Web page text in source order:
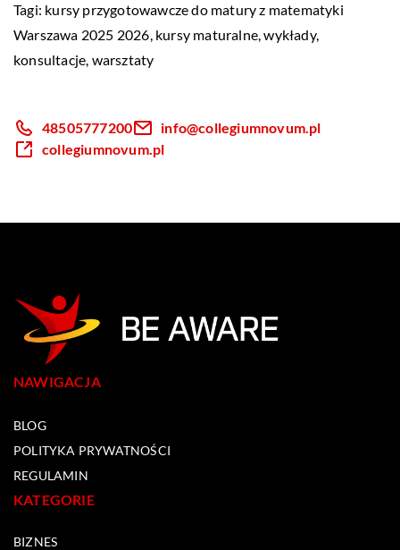
Tagi: kursy przygotowawcze do matury z matematyki
Warszawa 2025 2026, kursy maturalne, wykłady,
konsultacje, warsztaty
48505777200
info@collegiumnovum.pl
collegiumnovum.pl
NAWIGACJA
BLOG
POLITYKA PRYWATNOŚCI
REGULAMIN
KATEGORIE
BIZNES